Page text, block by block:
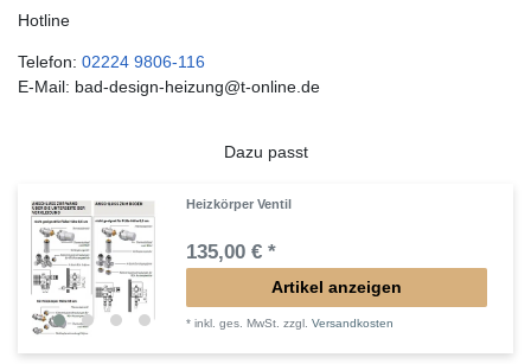
Hotline
Telefon: 02224 9806-116
E-Mail: bad-design-heizung@t-online.de
Dazu passt
Heizkörper Ventil
135,00 € *
Artikel anzeigen
*inkl. ges. MwSt. zzgl.Versandkosten